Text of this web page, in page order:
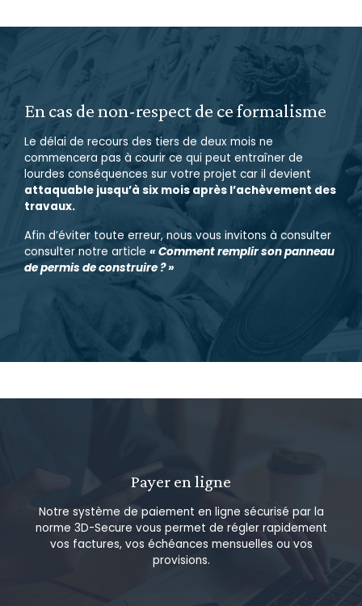
En cas de non-respect de ce formalisme
Le délai de recours des tiers de deux mois ne
commencera pas à courir ce qui peut entraîner de
lourdes conséquences sur votre projet car il devient
attaquable jusqu’à six mois après l’achèvement des
travaux.
Afin d’éviter toute erreur, nous vous invitons à consulter
consulter notre article « Comment remplir son panneau
de permis de construire ? »
Payer en ligne
Notre système de paiement en ligne sécurisé par la
norme 3D-Secure vous permet de régler rapidement
vos factures, vos échéances mensuelles ou vos
provisions.